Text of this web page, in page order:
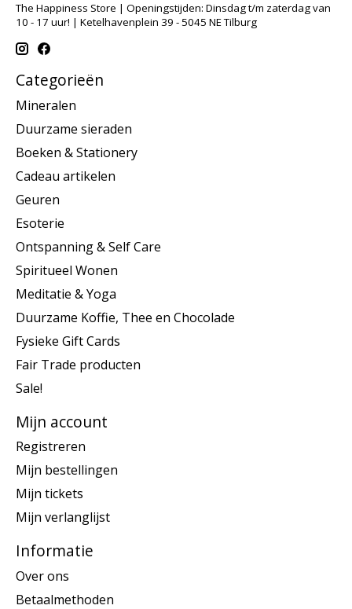
The Happiness Store | Openingstijden: Dinsdag t/m zaterdag van
10 - 17 uur! | Ketelhavenplein 39 - 5045 NE Tilburg
Categorieën
Mineralen
Duurzame sieraden
Boeken & Stationery
Cadeau artikelen
Geuren
Esoterie
Ontspanning & Self Care
Spiritueel Wonen
Meditatie & Yoga
Duurzame Koffie, Thee en Chocolade
Fysieke Gift Cards
Fair Trade producten
Sale!
Mijn account
Registreren
Mijn bestellingen
Mijn tickets
Mijn verlanglijst
Informatie
Over ons
Betaalmethoden